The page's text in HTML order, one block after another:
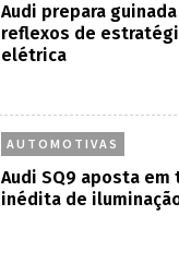
Audi prepara
reflexos de
elétrica
AUTOMOTIVAS
Audi SQ9 aposta
inédita de